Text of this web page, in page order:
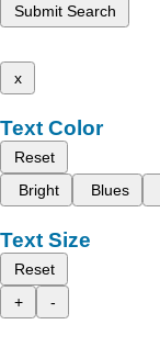
Submit Search
x
Text Color
Reset
Bright
Blues
Text Size
Reset
+
-